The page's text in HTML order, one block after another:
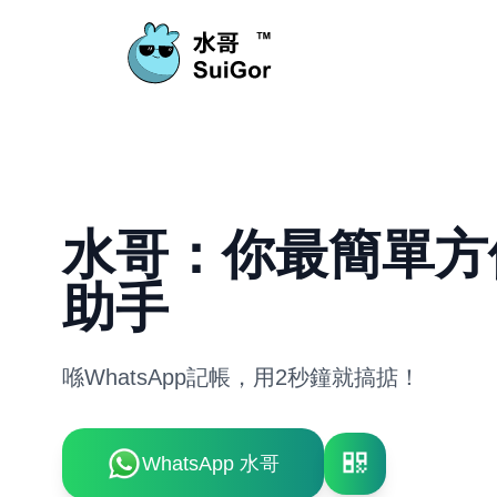
水哥：你最簡單
助手
喺WhatsApp記帳，用2秒鐘就搞掂！
WhatsApp 水哥